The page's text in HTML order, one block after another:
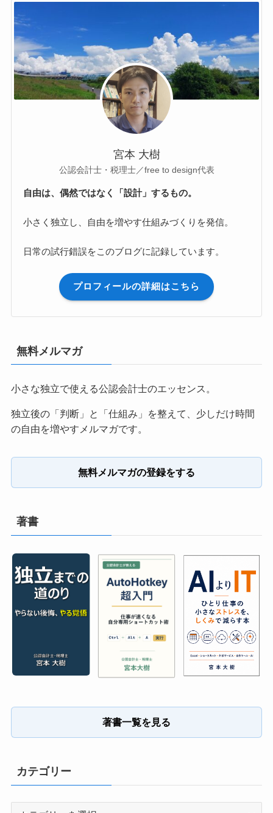
宮本 大樹
公認会計士・税理士／free to design代表
自由は、偶然ではなく「設計」するもの。
小さく独立し、自由を増やす仕組みづくりを発信。
日常の試行錯誤をこのブログに記録しています。
プロフィールの詳細はこちら
無料メルマガ
小さな独立で使える公認会計士のエッセンス。
独立後の「判断」と「仕組み」を整えて、少しだけ時間
の自由を増やすメルマガです。
無料メルマガの登録をする
著書
著書一覧を見る
カテゴリー